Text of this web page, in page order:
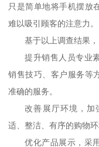
只是简单地将手机摆放
难以吸引顾客的注意力。
基于以上调查结果
提升销售人员专业
销售技巧、客户服务等
准确的服务。
改善展厅环境，加
适、整洁、有序的购物
优化产品展示，采